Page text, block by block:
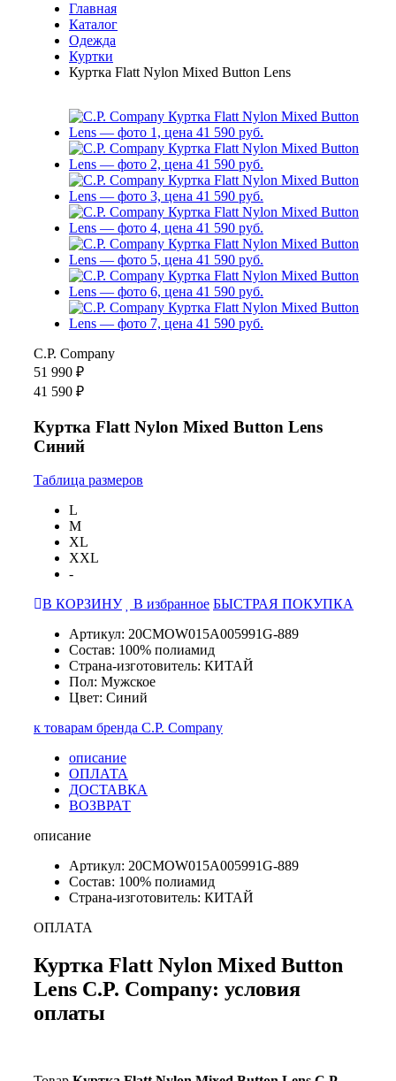
Главная
Каталог
Одежда
Куртки
Куртка Flatt Nylon Mixed Button Lens
C.P. Company
51 990 ₽
41 590 ₽
Куртка Flatt Nylon Mixed Button Lens
Синий
Таблица размеров
L
M
XL
XXL
-
В КОРЗИНУ
В избранное БЫСТРАЯ ПОКУПКА
Артикул: 20CMOW015A005991G-889
Состав: 100% полиамид
Страна-изготовитель: КИТАЙ
Пол: Мужское
Цвет: Синий
к товарам бренда C.P. Company
описание
ОПЛАТА
ДОСТАВКА
ВОЗВРАТ
описание
Артикул: 20CMOW015A005991G-889
Состав: 100% полиамид
Страна-изготовитель: КИТАЙ
ОПЛАТА
Куртка Flatt Nylon Mixed Button
Lens C.P. Company: условия
оплаты